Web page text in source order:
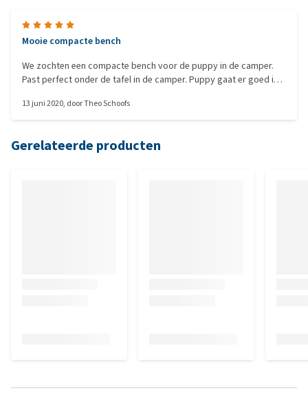
Mooie compacte bench
We zochten een compacte bench voor de puppy in de camper.
Past perfect onder de tafel in de camper. Puppy gaat er goed in
13 juni 2020, doorTheo Schoofs
Gerelateerde producten